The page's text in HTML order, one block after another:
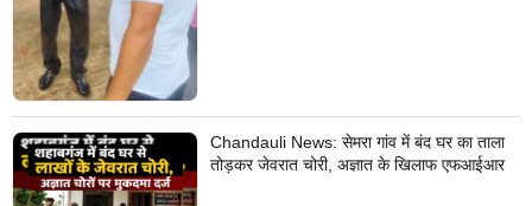
Chandauli News: सेमरा गांव में बंद घर का ताला
तोड़कर जेवरात चोरी, अज्ञात के खिलाफ एफआईआर